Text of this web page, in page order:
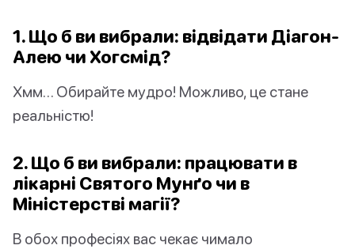
1. Що б ви вибрали: відвідати Діагон-
Алею чи Хогсмід?
Хмм… Обирайте мудро! Можливо, це стане
реальністю!
2. Що б ви вибрали: працювати в
лікарні Святого Мунґо чи в
Міністерстві магії?
В обох професіях вас чекає чимало